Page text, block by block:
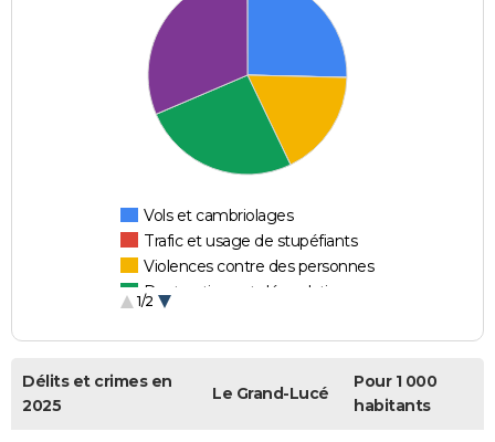
Vols et cambriolages
Trafic et usage de stupéfiants
Violences contre des personnes
Destructions et dégradations
1/2
Délits et crimes en
2025
Le Grand-Lucé
Pour 1 000
habitants